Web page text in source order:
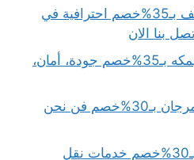
نقل عفش من مكة للطائف بـ35%خصم احترافية في
بنا الان
افضل شركه نقل عفش بمكه بـ35%خصم جودة، أمان،
شركات نقل عفش جدة مرجان بـ30%خصم فن نحن
نقل دبش العروسة جدة بـ30%خصم خدمات نقل